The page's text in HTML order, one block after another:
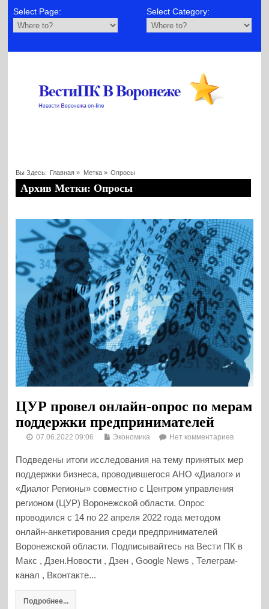
Select Page: Select Category:
Вы Здесь: Главная » Метка » Опросы
Архив Метки: Опросы
ЦУР провел онлайн-опрос по мерам
поддержки предпринимателей
07.06.2022 09:06 Экономика Нет комментариев
Подведены итоги исследования на тему принятых мер
поддержки бизнеса, проводившегося АНО «Диалог» и
«Диалог Регионы» совместно с Центром управления
регионом (ЦУР) Воронежской области. Опрос
проводился с 14 по 22 апреля 2022 года методом
онлайн-анкетирования среди предпринимателей
Воронежской области. Подписывайтесь на Вести ПК в
Макс , Дзен.Новости , Дзен , Google News , Телеграм-
канал , Вконтакте...
Подробнее...